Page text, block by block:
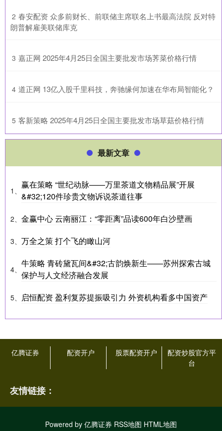
2 ​春安配资 众多前财长、前联储主席联名上书最高法院 反对特
朗普解雇美联储库克
3 ​嘉正网 2025年4月25日全国主要批发市场荠菜价格行情
4 ​道正网 13亿入股千里科技，奔驰缘何加速在华布局智能化？
5 ​客新策略 2025年4月25日全国主要批发市场草菇价格行情
最新文章
1、
赢在策略 “世纪动脉——万里茶道文物精品展”开展
&#32;120件珍贵文物诉说茶道往事
2、 金赢中心 云南丽江：“零距离”品读600年白沙壁画
3、 万全之策 打个飞的瞰山河
4、
牛策略 青砖黛瓦间&#32;古韵焕新生——苏州探索古城
保护与人文经济融合发展
5、 启恒配资 盈利复苏提振吸引力 外资机构看多中国资产
亿腾证券 配资开户 股票配资开户
配资炒股官方平
台
友情链接：
Powered by 亿腾证券 RSS地图 HTML地图